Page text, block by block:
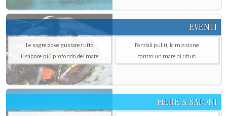
EVENTI
Le sagre dove gustare tutto
il sapore più profondo del mare
Fondali puliti, la missione
contro un mare di rifiuti
FIERE & SALONI